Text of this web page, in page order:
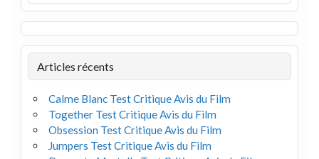
Articles récents
Calme Blanc Test Critique Avis du Film
Together Test Critique Avis du Film
Obsession Test Critique Avis du Film
Jumpers Test Critique Avis du Film